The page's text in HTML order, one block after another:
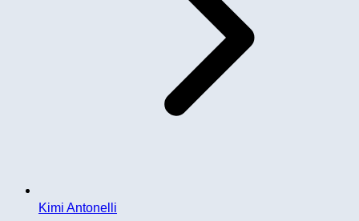
Kimi Antonelli